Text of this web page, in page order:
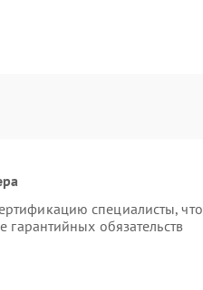
специалисты, что
гарантийных обязательств